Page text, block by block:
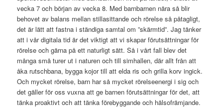
vecka 7 och början av vecka 8. Med barnbarnen nära så blir
behovet av balans mellan stillasittande och rörelse så påtagligt,
det är lätt att fastna i ständiga samtal om ”skärmtid”. Jag tänker
att i vår digitala tid är det viktigt att vi skapar förutsättningar för
rörelse och gärna på ett naturligt sätt. Så i vårt fall blev det
många små turer ut i naturen och till simhallen, där allt från att
åka rutschbana, bygga kojor till att elda ris och grilla korv ingick.
Och mycket rörelse, barn har så mycket rörelseenergi i sig och
det gäller för oss vuxna att ge barnen förutsättningar för det, att
tänka proaktivt och att tänka förebyggande och hälsofrämjande.